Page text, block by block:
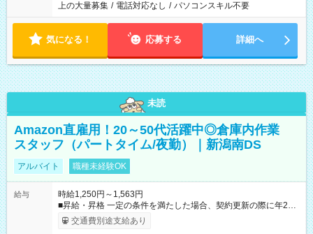
上の大量募集 / 電話対応なし / パソコンスキル不要
気になる！ 応募する 詳細へ
未読
Amazon直雇用！20～50代活躍中◎倉庫内作業
スタッフ（パートタイム/夜勤）｜新潟南DS
アルバイト 職種未経験OK
給与
時給1,250円～1,563円
■昇給・昇格 一定の条件を満たした場合、契約更新の際に年2回
まで昇給の機会があります。 ■正社員登用制度あり ※月末締/翌
月25日支払い ※時間外手当、別途支給 ※深夜割増賃金 (22:00～
交通費別途支給あり